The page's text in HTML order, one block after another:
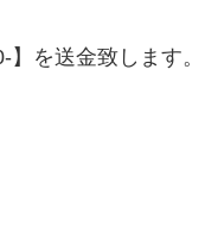
を送金致します。